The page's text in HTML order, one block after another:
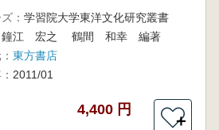
： 学習院大学東洋文化研究叢書
鐘江 宏之 鶴間 和幸 編著
東方書店
2011/01
4,400 円
＋